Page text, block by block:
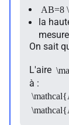
AB=8
la
On sait
L'aire
à :